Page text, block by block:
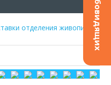
отделения живописи
»